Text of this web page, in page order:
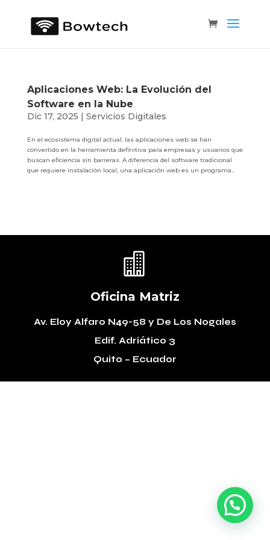
Aplicaciones Web: La Evolución del
Software en la Nube
Dic 17, 2025 | Servicios Digitales
En el ecosistema digital actual, las aplicaciones web se han
convertido en la herramienta definitiva para empresas y usuarios que
buscan eficiencia sin barreras. A diferencia del software tradicional
que requiere instalación local, una aplicación web es un programa...

Oficina Matriz
Av. Eloy Alfaro N49-58 y De Los Nogales
Edif. Adriático 3
Quito – Ecuador